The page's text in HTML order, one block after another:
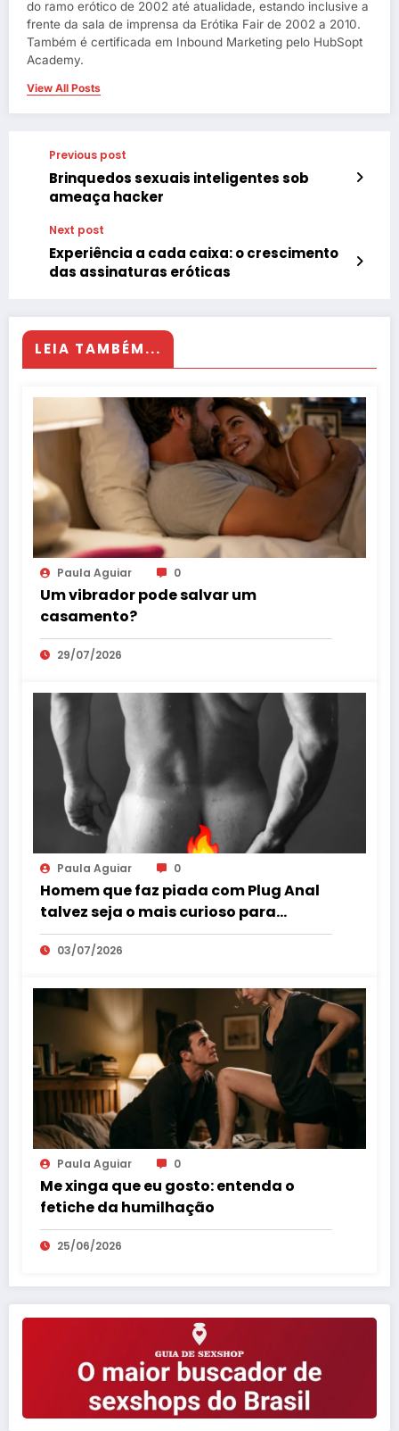
do ramo erótico de 2002 até atualidade, estando inclusive a
frente da sala de imprensa da Erótika Fair de 2002 a 2010.
Também é certificada em Inbound Marketing pelo HubSopt
Academy.
View All Posts
Previous post
Brinquedos sexuais inteligentes sob
ameaça hacker
Next post
Experiência a cada caixa: o crescimento
das assinaturas eróticas
LEIA TAMBÉM...
Paula Aguiar 0
Um vibrador pode salvar um
casamento?
29/07/2026
Paula Aguiar 0
Homem que faz piada com Plug Anal
talvez seja o mais curioso para
experimentar
03/07/2026
Paula Aguiar 0
Me xinga que eu gosto: entenda o
fetiche da humilhação
25/06/2026